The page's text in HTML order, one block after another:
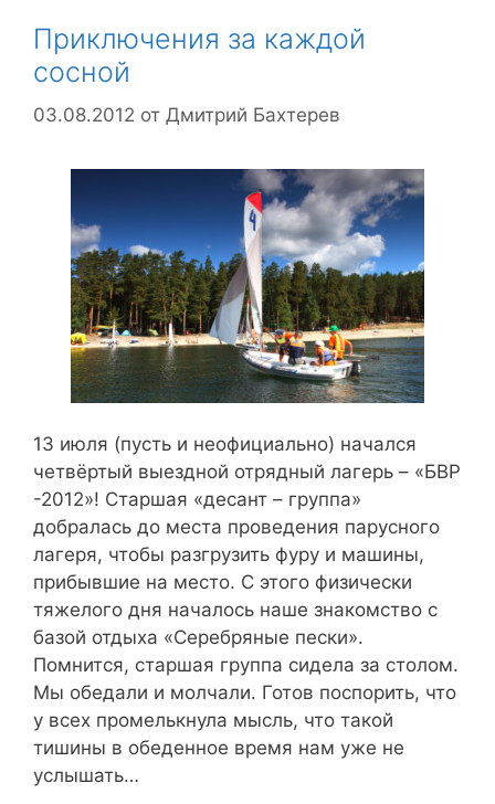
Приключения за каждой
сосной
03.08.2012 от Дмитрий Бахтерев
13 июля (пусть и неофициально) начался
четвёртый выездной отрядный лагерь – «БВР
-2012»! Старшая «десант – группа»
добралась до места проведения парусного
лагеря, чтобы разгрузить фуру и машины,
прибывшие на место. С этого физически
тяжелого дня началось наше знакомство с
базой отдыха «Серебряные пески».
Помнится, старшая группа сидела за столом.
Мы обедали и молчали. Готов поспорить, что
у всех промелькнула мысль, что такой
тишины в обеденное время нам уже не
услышать…